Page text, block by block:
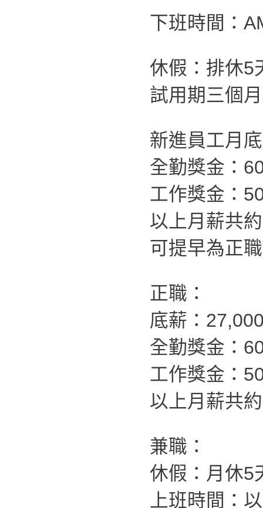
下班時間：
休假：排休5
試用期三個
新進員工月
全勤獎金：
工作獎金：
以上月薪共
可提早為正
正職：
底薪：
全勤獎金：
工作獎金：
以上月薪共
兼職：
休假：月休5
上班時間：